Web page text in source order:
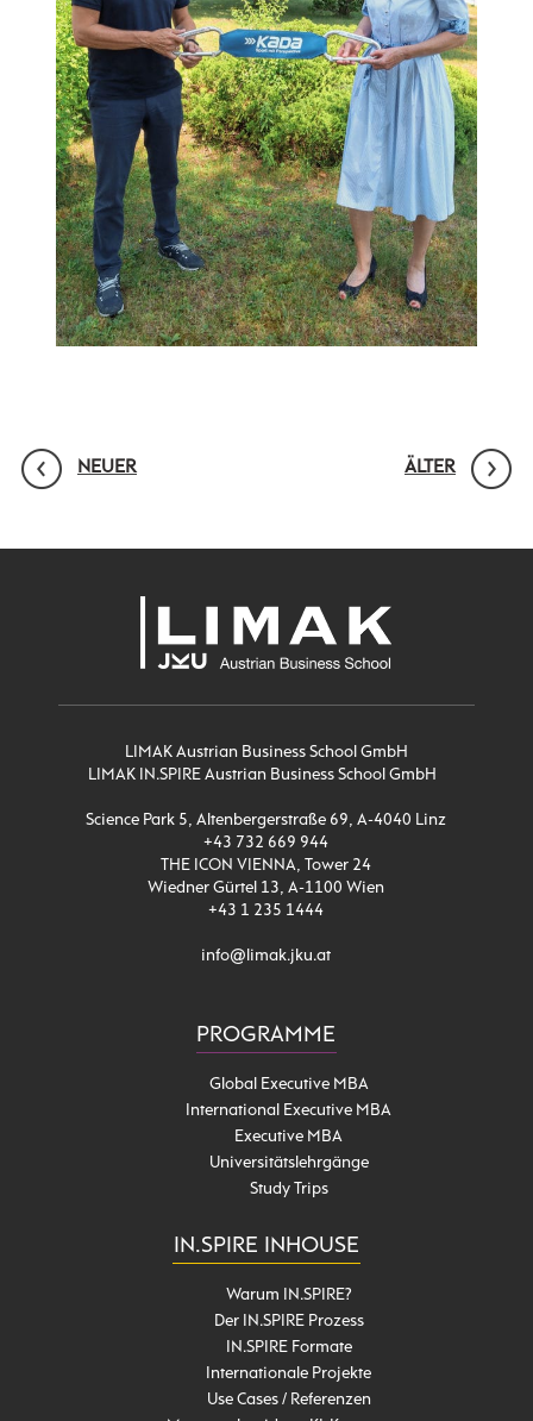
NEUER ÄLTER
LIMAK Austrian Business School GmbH
LIMAK IN.SPIRE Austrian Business School GmbH
Science Park 5, Altenbergerstraße 69, A-4040 Linz
+43 732 669 944
THE ICON VIENNA, Tower 24
Wiedner Gürtel 13, A-1100 Wien
+43 1 235 1444
info@limak.jku.at
PROGRAMME
Global Executive MBA
International Executive MBA
Executive MBA
Universitätslehrgänge
Study Trips
IN.SPIRE INHOUSE
Warum IN.SPIRE?
Der IN.SPIRE Prozess
IN.SPIRE Formate
Internationale Projekte
Use Cases / Referenzen